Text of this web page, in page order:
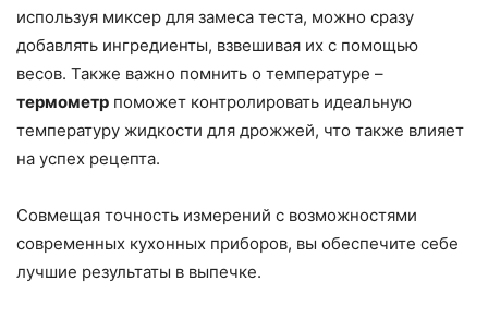
используя миксер для замеса теста, можно сразу
добавлять ингредиенты, взвешивая их с помощью
весов. Также важно помнить о температуре –
термометр поможет контролировать идеальную
температуру жидкости для дрожжей, что также влияет
на успех рецепта.
Совмещая точность измерений с возможностями
современных кухонных приборов, вы обеспечите себе
лучшие результаты в выпечке.